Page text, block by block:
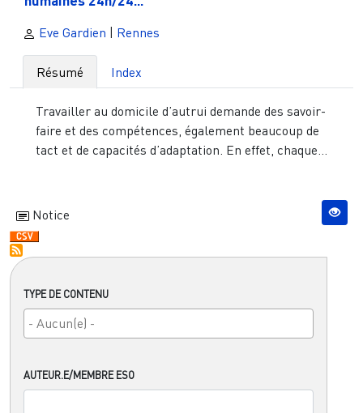
TYPE DE CONTENU
AUTEUR.E/MEMBRE ESO
Eve Gardien | Rennes
Résumé Index
Travailler au domicile d’autrui demande des savoir-
faire et des compétences, également beaucoup de
tact et de capacités d’adaptation. En effet, chaque...
Notice